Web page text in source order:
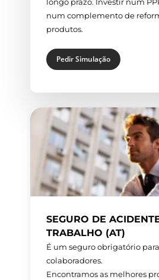
num complemento de
produtos.
Pedir Simulação
SEGURO DE
TRABALHO (AT)
É um seguro obrigatório
colaboradores.
Encontramos as melhores